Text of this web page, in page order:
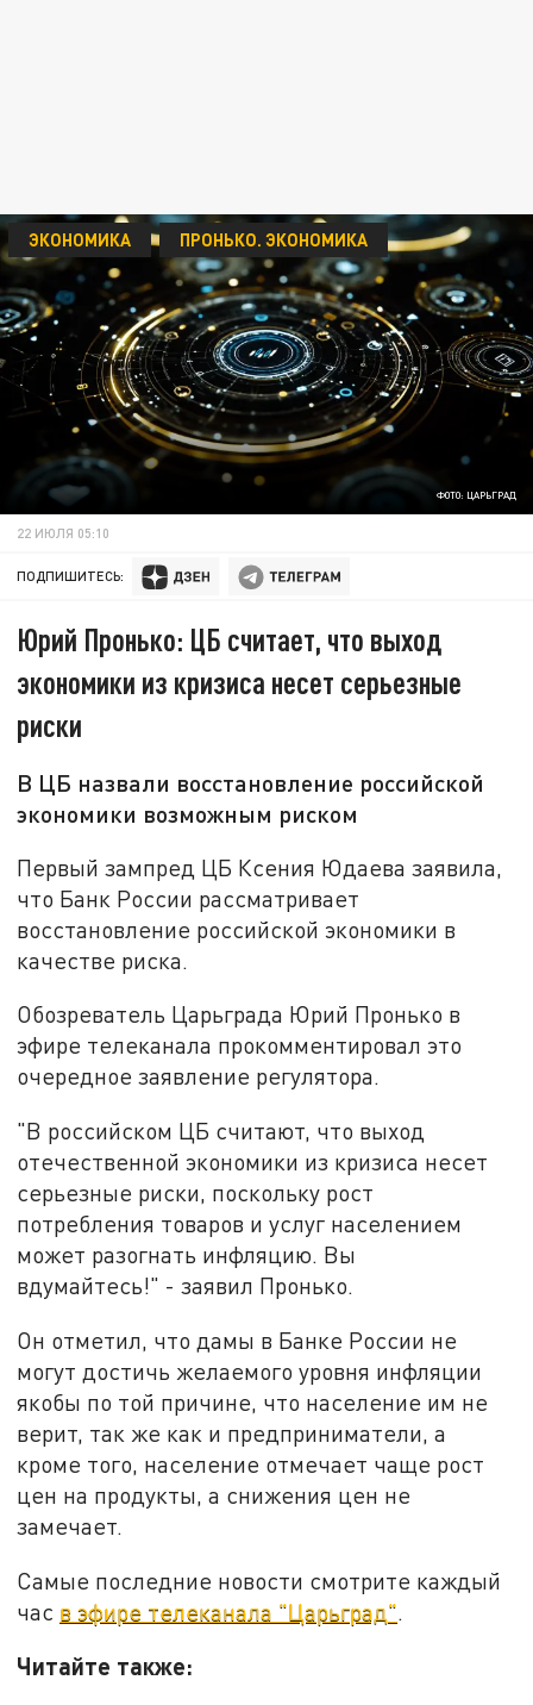
ФОТО: ЦАРЬГРАД
ЭКОНОМИКА ПРОНЬКО. ЭКОНОМИКА
22 ИЮЛЯ 05:10
ПОДПИШИТЕСЬ:
Юрий Пронько: ЦБ считает, что выход
экономики из кризиса несет серьезные
риски
В ЦБ назвали восстановление российской
экономики возможным риском
Первый зампред ЦБ Ксения Юдаева заявила,
что Банк России рассматривает
восстановление российской экономики в
качестве риска.
Обозреватель Царьграда Юрий Пронько в
эфире телеканала прокомментировал это
очередное заявление регулятора.
"В российском ЦБ считают, что выход
отечественной экономики из кризиса несет
серьезные риски, поскольку рост
потребления товаров и услуг населением
может разогнать инфляцию. Вы
вдумайтесь!" - заявил Пронько.
Он отметил, что дамы в Банке России не
могут достичь желаемого уровня инфляции
якобы по той причине, что население им не
верит, так же как и предприниматели, а
кроме того, население отмечает чаще рост
цен на продукты, а снижения цен не
замечает.
Самые последние новости смотрите каждый
час в эфире телеканала "Царьград"
Читайте также: